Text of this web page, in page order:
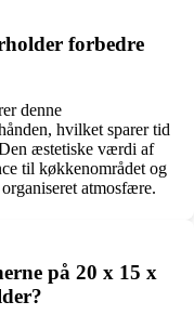
forbedre
denne
hvilket sparer tid
æstetiske værdi af
til køkkenområdet og
atmosfære.
på 20 x 15 x